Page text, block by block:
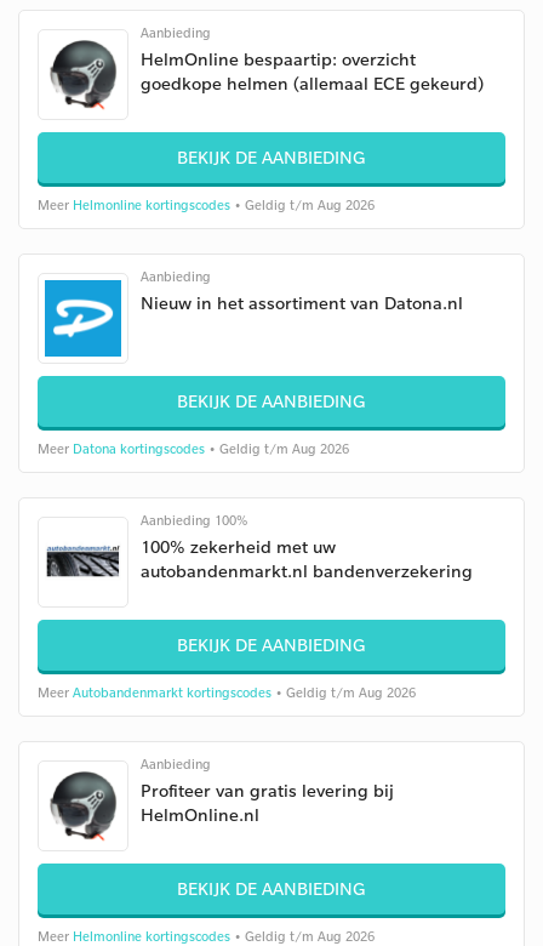
Aanbieding
HelmOnline bespaartip: overzicht
goedkope helmen (allemaal ECE gekeurd)
BEKIJK DE AANBIEDING
Meer Helmonline kortingscodes • Geldig t/m Aug 2026
Aanbieding
Nieuw in het assortiment van Datona.nl
BEKIJK DE AANBIEDING
Meer Datona kortingscodes • Geldig t/m Aug 2026
Aanbieding 100%
100% zekerheid met uw
autobandenmarkt.nl bandenverzekering
BEKIJK DE AANBIEDING
Meer Autobandenmarkt kortingscodes • Geldig t/m Aug 2026
Aanbieding
Profiteer van gratis levering bij
HelmOnline.nl
BEKIJK DE AANBIEDING
Meer Helmonline kortingscodes • Geldig t/m Aug 2026